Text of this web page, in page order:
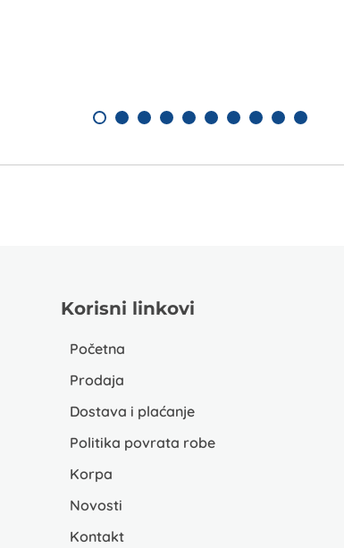
Korisni linkovi
Početna
Prodaja
Dostava i plaćanje
Politika povrata robe
Korpa
Novosti
Kontakt